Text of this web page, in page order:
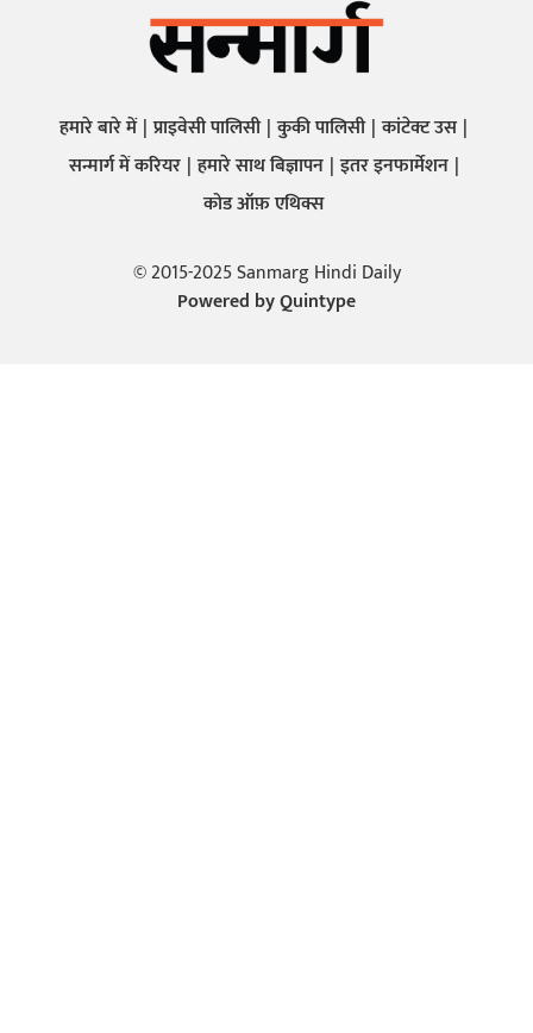
हमारे बारे में प्राइवेसी पालिसी कुकी पालिसी कांटेक्ट उस
सन्मार्ग में करियर हमारे साथ बिज्ञापन इतर इनफार्मेशन
कोड ऑफ़ एथिक्स
© 2015-2025 Sanmarg Hindi Daily
Powered byQuintype